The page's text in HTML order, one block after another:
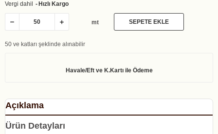
Vergi dahil Hızlı Kargo
mt SEPETE EKLE
50 ve katları şeklinde alınabilir
Açıklama
Ürün Detayları